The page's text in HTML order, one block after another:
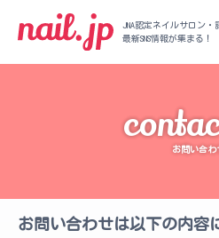
JNA認定ネイルサロン・
最新SNS情報が集まる！
お問い合わ
お問い合わせは以下の内容